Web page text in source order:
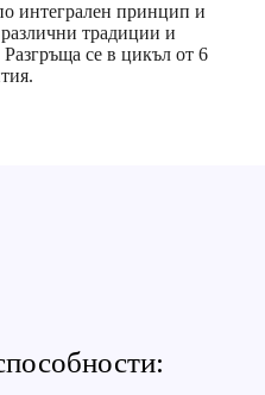
интегрален принцип и
традиции и
се в цикъл от 6